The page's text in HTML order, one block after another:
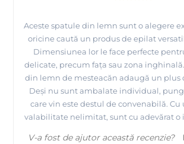
Aceste spatule din lemn sunt o alegere
oricine caută un produs de epilat
Dimensiunea lor le face perfecte
delicate, precum fața sau zona
din lemn de mesteacăn adaugă un plus
Deși nu sunt ambalate individual,
care vin este destul de convenabilă.
valabilitate nelimitat, sunt cu adevărat o
V-a fost de ajutor această recenzie?